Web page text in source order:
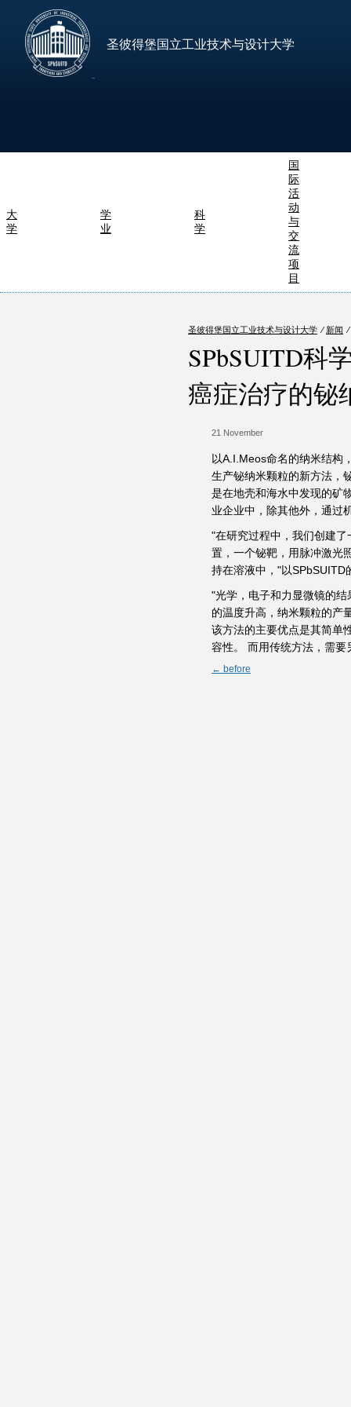
圣彼得堡国立工业技术与设计大学
大
学
学
业
科
学
国
际
活
动
与
交
流
项
目
圣彼得堡国立工业技术与设计大学 ⁄ 新闻 ⁄
SPbSUITD科
癌症治疗的铋
21 November
以A.I.Meos命名的纳米结构
生产铋纳米颗粒的新方法，
是在地壳和海水中发现的矿
业企业中，除其他外，通过
"在研究过程中，我们创建
置，一个铋靶，用脉冲激光
持在溶液中，"以
"光学，电子和力显微镜的
的温度升高，纳米颗粒的产
该方法的主要优点是其简单
容性。 而用传统方法，需
← before